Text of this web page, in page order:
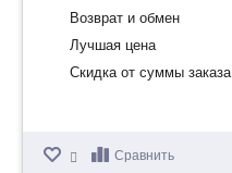
Возврат и обмен
Лучшая цена
Скидка от суммы заказа
Сравнить